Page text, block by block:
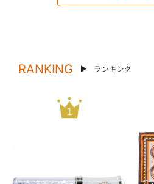
RANKING ランキング